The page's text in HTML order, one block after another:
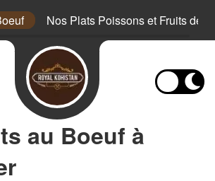
Nos Plats Poissons et Fruits de
au Boeuf à